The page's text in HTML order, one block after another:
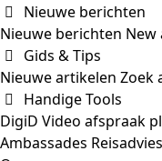
Nieuwe berichten
Nieuwe berichten New
Gids & Tips
Nieuwe artikelen Zoek
Handige Tools
DigiD Video afspraak
Ambassades Reisadvies